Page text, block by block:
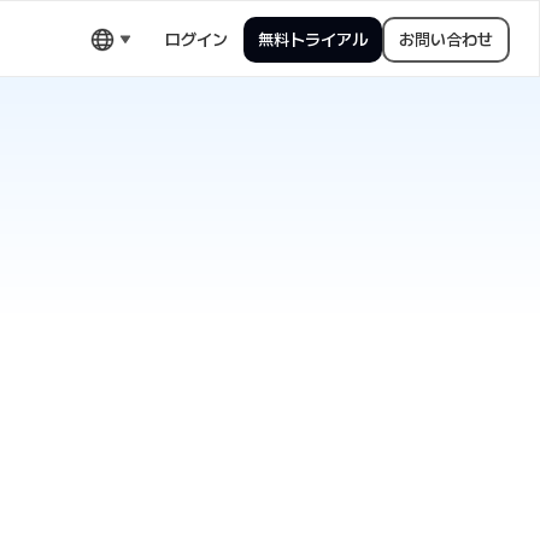
ログイン 無料トライアル お問い合わせ